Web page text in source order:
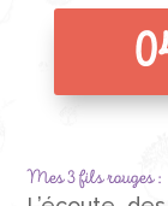
Mes 3 fils rouges :